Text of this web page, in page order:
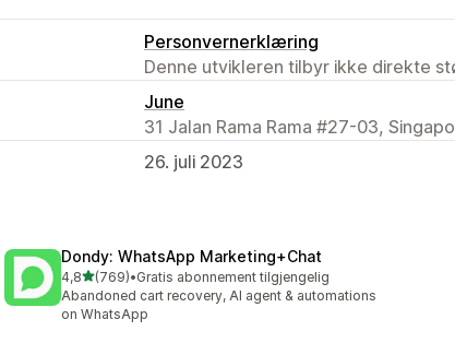
Personvernerklæring
Denne utvikleren tilbyr ikke direkte
June
31 Jalan Rama Rama #27-03,
26. juli 2023
Dondy: WhatsApp Marketing+Chat
4,8av 5 stjerner
(769)
Totalt 769 omtaler
•Gratis abonnement tilgjengelig
Abandoned cart recovery, AI agent & automations
on WhatsApp